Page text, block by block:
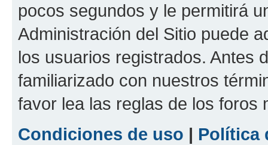
pocos segundos y le permitirá
Administración del Sitio puede
los usuarios registrados. Antes
familiarizado con nuestros
favor lea las reglas de los foros
Condiciones de uso | Política